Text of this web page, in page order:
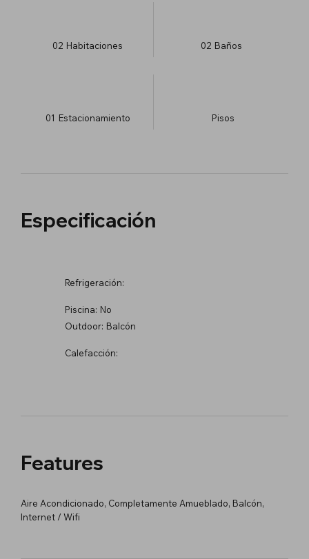
02 Habitaciones 02 Baños
01 Estacionamiento ​Pisos
Especificación
Refrigeración:
Piscina: No
Outdoor: Balcón
Calefacción:
Features
Aire Acondicionado, Completamente Amueblado, Balcón,
Internet / Wifi